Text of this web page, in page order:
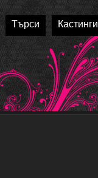
Търси Кастинги